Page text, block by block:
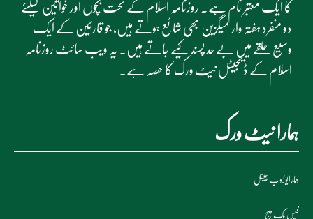
کا ایک معتبر نام ہے۔ روزنامہ اسلام کے تحت بچوں اور خواتین کیلئے
دو منفرد ہفتہ وار میگزین بھی شائع ہوتے ہیں، جو قارئین کے ایک
وسیع حلقے میں بے حد پسند کیے جاتے ہیں۔ یہ ویب سائٹ روزنامہ
اسلام کے ڈیجیٹل نیٹ ورک کا حصہ ہے۔
ہمارا نیٹ ورک
ہمارایوٹیوب چینل
فیس بک پیج